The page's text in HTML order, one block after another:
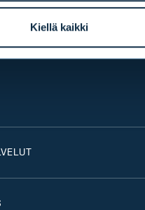
Kiellä kaikki